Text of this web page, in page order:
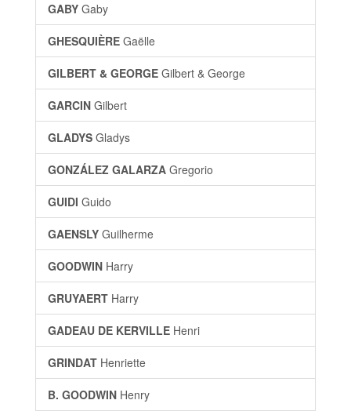
GABY Gaby
GHESQUIÈRE Gaëlle
GILBERT & GEORGE Gilbert & George
GARCIN Gilbert
GLADYS Gladys
GONZÁLEZ GALARZA Gregorio
GUIDI Guido
GAENSLY Guilherme
GOODWIN Harry
GRUYAERT Harry
GADEAU DE KERVILLE Henri
GRINDAT Henriette
B. GOODWIN Henry